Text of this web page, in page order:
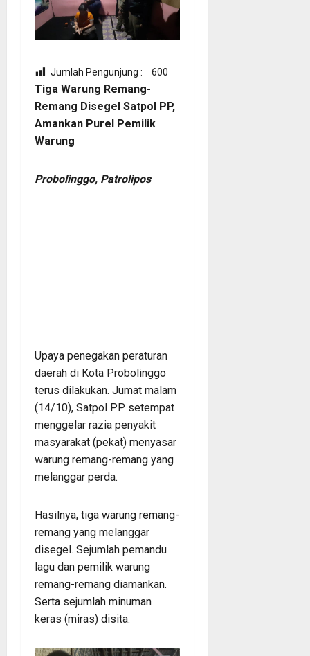
Jumlah Pengunjung : 600
Tiga Warung Remang-
Remang Disegel Satpol PP,
Amankan Purel Pemilik
Warung
Probolinggo, Patrolipos
Upaya penegakan peraturan
daerah di Kota Probolinggo
terus dilakukan. Jumat malam
(14/10), Satpol PP setempat
menggelar razia penyakit
masyarakat (pekat) menyasar
warung remang-remang yang
melanggar perda.
Hasilnya, tiga warung remang-
remang yang melanggar
disegel. Sejumlah pemandu
lagu dan pemilik warung
remang-remang diamankan.
Serta sejumlah minuman
keras (miras) disita.